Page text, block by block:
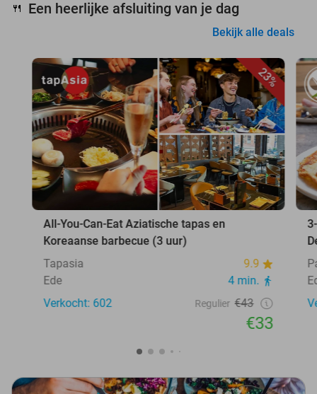
🍴 Een heerlijke afsluiting van je dag
Bekijk alle deals
23%
All-You-Can-Eat Aziatische tapas en
Koreaanse barbecue (3 uur)
Tapasia
9.9
Ede
4 min.
Verkocht: 602
Regulier €43
€33